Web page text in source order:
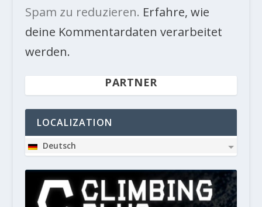
Spam zu reduzieren. Erfahre, wie
deine Kommentardaten verarbeitet
werden.
PARTNER
LOCALIZATION
Deutsch